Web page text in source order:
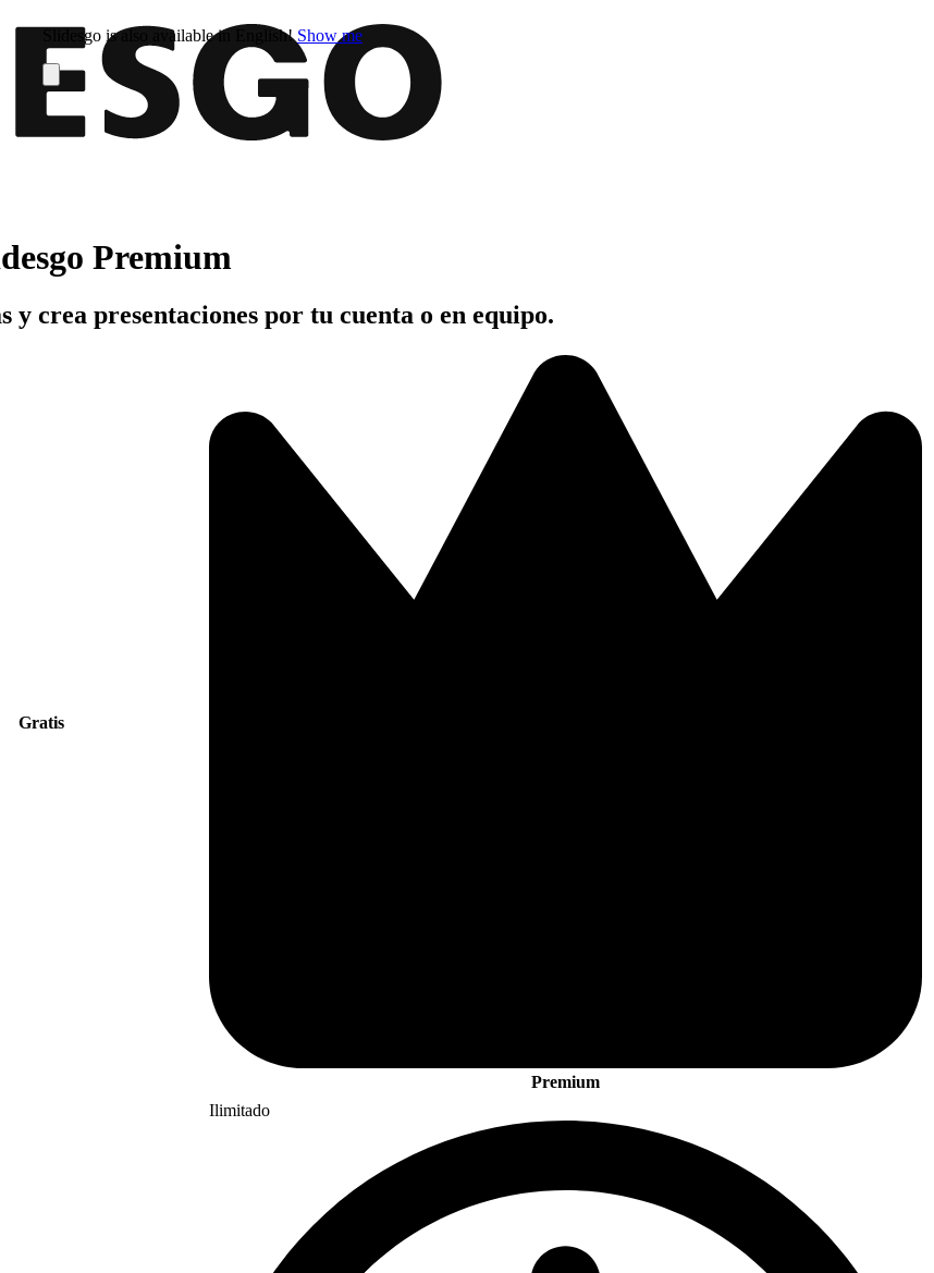
Slidesgo is also available in English! Show me
Premium
y crea presentaciones por tu cuenta o en equipo.
Gratis
Premium
Ilimitado